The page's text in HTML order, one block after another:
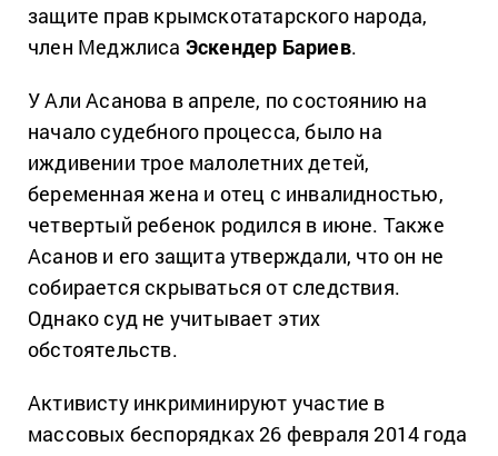
защите прав крымскотатарского народа,
член Меджлиса Эскендер Бариев.
У Али Асанова в апреле, по состоянию на
начало судебного процесса, было на
иждивении трое малолетних детей,
беременная жена и отец с инвалидностью,
четвертый ребенок родился в июне. Также
Асанов и его защита утверждали, что он не
собирается скрываться от следствия.
Однако суд не учитывает этих
обстоятельств.
Активисту инкриминируют участие в
массовых беспорядках 26 февраля 2014 года